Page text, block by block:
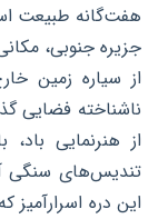
هفت‌گانه طبیعت
جزیره جنوبی،
از سیاره زمین
ناشناخته فضایی
از هنرنمایی
تندیس‌های سنگی
این دره اسرارآمیز